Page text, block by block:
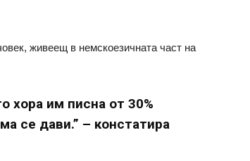
живеещ в немскоезичната част на
хора им писна от 30%
се дави.” – констатира